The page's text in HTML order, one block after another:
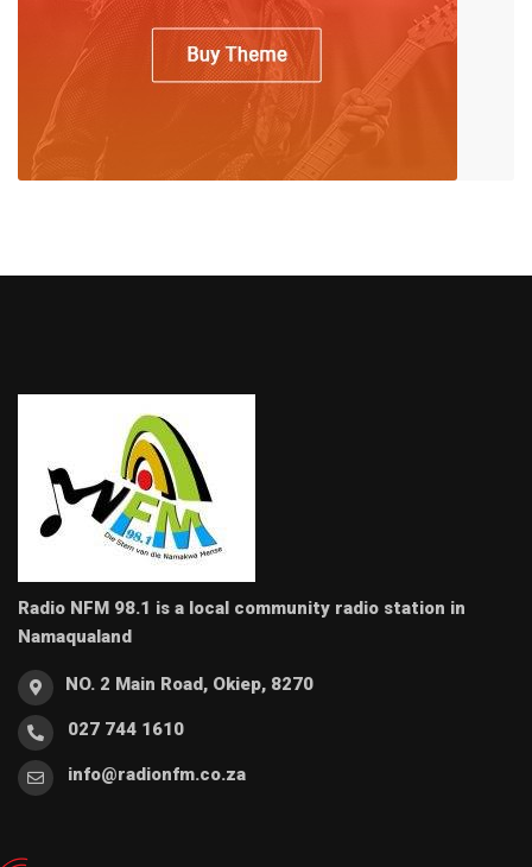
Radio NFM 98.1 is a local community radio station in
Namaqualand
NO. 2 Main Road, Okiep, 8270
027 744 1610
info@radionfm.co.za